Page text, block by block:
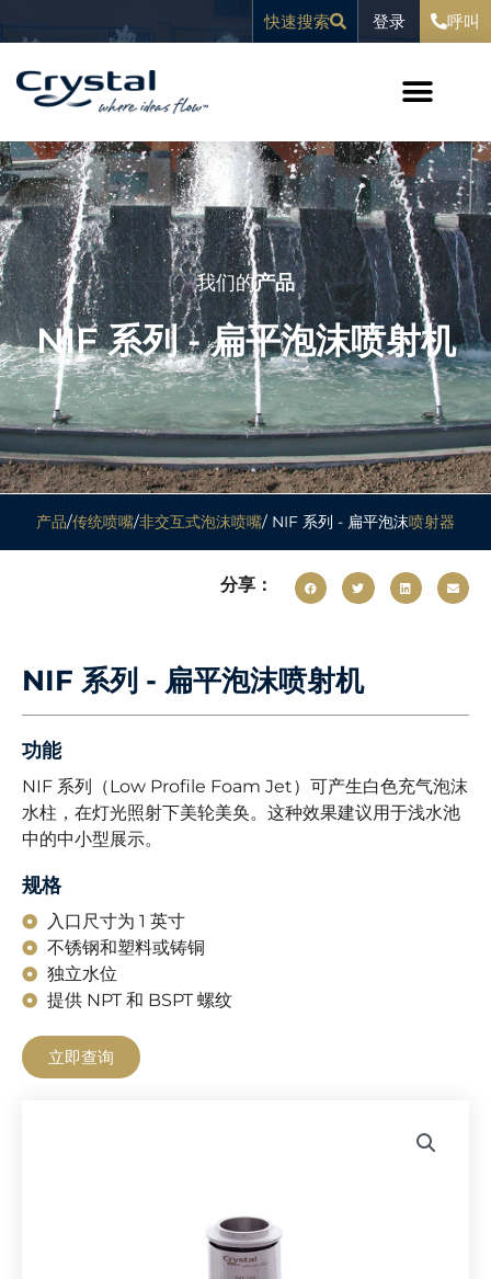
快速搜索 登录 呼叫
我们的产品
NIF 系列 - 扁平泡沫喷射机
产品/传统喷嘴/非交互式泡沫喷嘴/ NIF 系列 - 扁平泡沫喷射器
分享：
NIF 系列 - 扁平泡沫喷射机
功能
NIF 系列（Low Profile Foam Jet）可产生白色充气泡沫
水柱，在灯光照射下美轮美奂。这种效果建议用于浅水池
中的中小型展示。
规格
入口尺寸为 1 英寸
不锈钢和塑料或铸铜
独立水位
提供 NPT 和 BSPT 螺纹
立即查询